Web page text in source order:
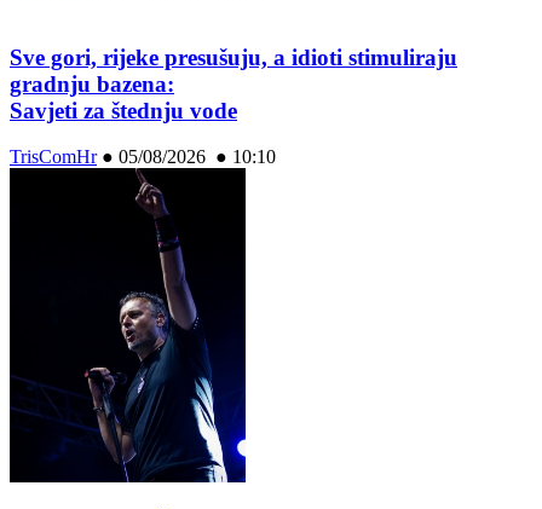
Sve gori, rijeke presušuju, a idioti stimuliraju
gradnju bazena:
Savjeti za štednju vode
TrisComHr● 05/08/2026 ● 10:10